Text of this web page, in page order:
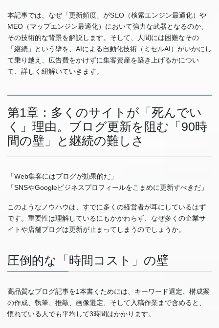
本記事では、なぜ「更新頻度」がSEO（検索エンジン最適化）や
MEO（マップエンジン最適化）において強力な武器となるのか、
その技術的な背景を解説します。そして、人間には困難なその
「継続」という壁を、AIによる自動化技術（ミセルAI）がいかにし
て乗り越え、広告費をかけずに集客資産を築き上げるかについ
て、詳しく紐解いていきます。
第1章：多くのサイトが「死んでい
く」理由。ブログ更新を阻む「90時
間の壁」と継続の難しさ
「Web集客にはブログが効果的だ」
「SNSやGoogleビジネスプロフィールをこまめに更新すべきだ」
このようなノウハウは、すでに多くの経営者が耳にしているはず
です。重要性は理解しているにもかかわらず、なぜ多くの企業サ
イトや店舗ブログは更新が止まってしまうのでしょうか。
圧倒的な「時間コスト」の壁
高品質なブログ記事を1本書くためには、キーワード選定、構成案
の作成、執筆、推敲、画像選定、そして入稿作業まで含めると、
慣れている人でも平均して3時間はかかります。